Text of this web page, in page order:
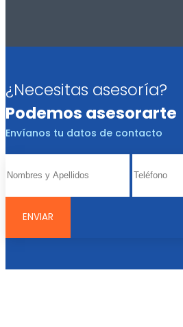
¿Necesitas asesoría?
Podemos asesorarte
Envíanos tu datos de contacto